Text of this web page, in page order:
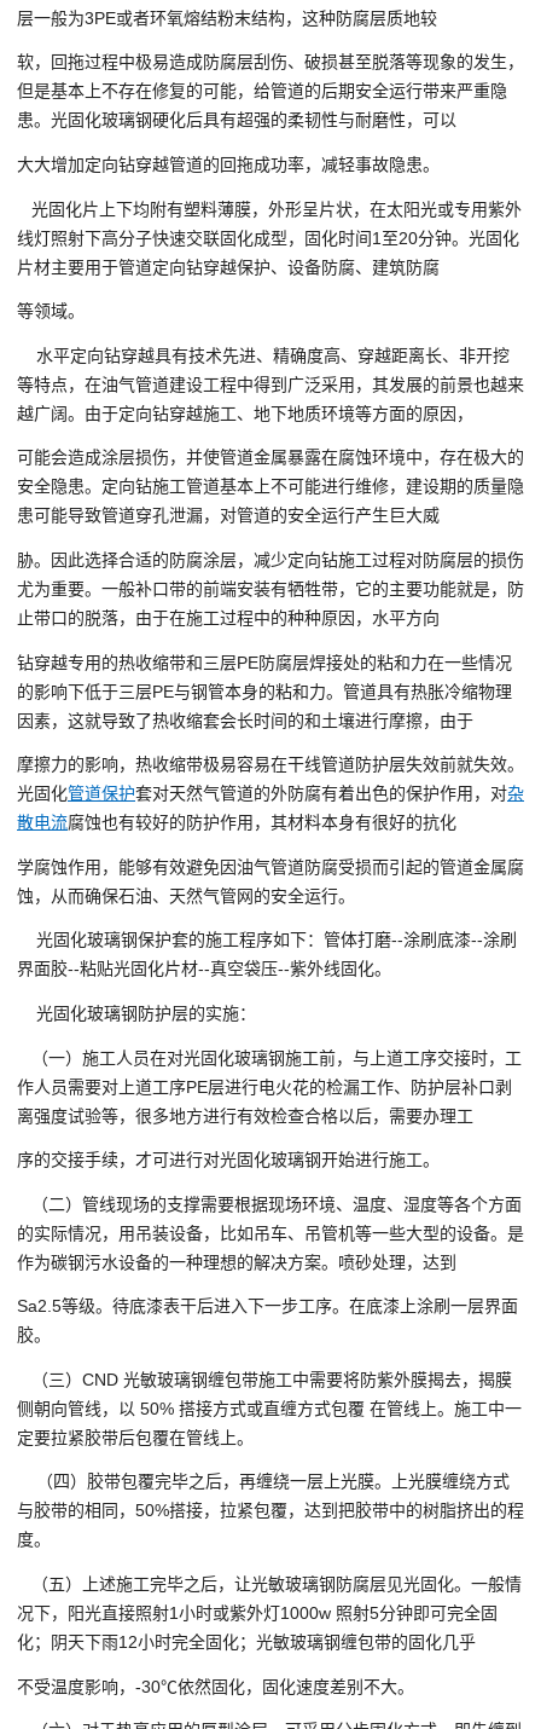
层一般为3PE或者环氧熔结粉末结构，这种防腐层质地较
软，回拖过程中极易造成防腐层刮伤、破损甚至脱落等现象的发生，
但是基本上不存在修复的可能，给管道的后期安全运行带来严重隐
患。光固化玻璃钢硬化后具有超强的柔韧性与耐磨性，可以
大大增加定向钻穿越管道的回拖成功率，减轻事故隐患。
光固化片上下均附有塑料薄膜，外形呈片状，在太阳光或专用紫外
线灯照射下高分子快速交联固化成型，固化时间1至20分钟。光固化
片材主要用于管道定向钻穿越保护、设备防腐、建筑防腐
等领域。
水平定向钻穿越具有技术先进、精确度高、穿越距离长、非开挖
等特点，在油气管道建设工程中得到广泛采用，其发展的前景也越来
越广阔。由于定向钻穿越施工、地下地质环境等方面的原因，
可能会造成涂层损伤，并使管道金属暴露在腐蚀环境中，存在极大的
安全隐患。定向钻施工管道基本上不可能进行维修，建设期的质量隐
患可能导致管道穿孔泄漏，对管道的安全运行产生巨大威
胁。因此选择合适的防腐涂层，减少定向钻施工过程对防腐层的损伤
尤为重要。一般补口带的前端安装有牺牲带，它的主要功能就是，防
止带口的脱落，由于在施工过程中的种种原因，水平方向
钻穿越专用的热收缩带和三层PE防腐层焊接处的粘和力在一些情况
的影响下低于三层PE与钢管本身的粘和力。管道具有热胀冷缩物理
因素，这就导致了热收缩套会长时间的和土壤进行摩擦，由于
摩擦力的影响，热收缩带极易容易在干线管道防护层失效前就失效。
光固化管道保护套对天然气管道的外防腐有着出色的保护作用，对杂
散电流腐蚀也有较好的防护作用，其材料本身有很好的抗化
学腐蚀作用，能够有效避免因油气管道防腐受损而引起的管道金属腐
蚀，从而确保石油、天然气管网的安全运行。
光固化玻璃钢保护套的施工程序如下：管体打磨--涂刷底漆--涂刷
界面胶--粘贴光固化片材--真空袋压--紫外线固化。
光固化玻璃钢防护层的实施：
（一）施工人员在对光固化玻璃钢施工前，与上道工序交接时，工
作人员需要对上道工序PE层进行电火花的检漏工作、防护层补口剥
离强度试验等，很多地方进行有效检查合格以后，需要办理工
序的交接手续，才可进行对光固化玻璃钢开始进行施工。
（二）管线现场的支撑需要根据现场环境、温度、湿度等各个方面
的实际情况，用吊装设备，比如吊车、吊管机等一些大型的设备。是
作为碳钢污水设备的一种理想的解决方案。喷砂处理，达到
Sa2.5等级。待底漆表干后进入下一步工序。在底漆上涂刷一层界面
胶。
（三）CND 光敏玻璃钢缠包带施工中需要将防紫外膜揭去，揭膜
侧朝向管线，以 50% 搭接方式或直缠方式包覆 在管线上。施工中一
定要拉紧胶带后包覆在管线上。
（四）胶带包覆完毕之后，再缠绕一层上光膜。上光膜缠绕方式
与胶带的相同，50%搭接，拉紧包覆，达到把胶带中的树脂挤出的程
度。
（五）上述施工完毕之后，让光敏玻璃钢防腐层见光固化。一般情
况下，阳光直接照射1小时或紫外灯1000w 照射5分钟即可完全固
化；阴天下雨12小时完全固化；光敏玻璃钢缠包带的固化几乎
不受温度影响，-30℃依然固化，固化速度差别不大。